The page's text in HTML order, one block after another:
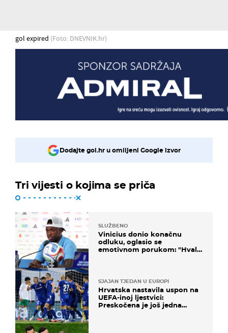
gol expired (Foto: DNEVNIK.hr)
Dodajte gol.hr u omiljeni Google izvor
Tri vijesti o kojima se priča
SLUŽBENO
Vinicius donio konačnu
odluku, oglasio se
emotivnom porukom: "Hvala
SJAJAN TJEDAN U EUROPI
Hrvatska nastavila uspon na
UEFA-inoj ljestvici:
Preskočena je još jedna